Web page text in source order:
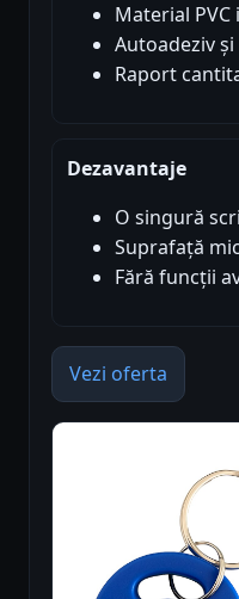
Material
Autoadeziv
Raport
Dezavantaje
O singură
Suprafață
Fără funcții
Vezi oferta